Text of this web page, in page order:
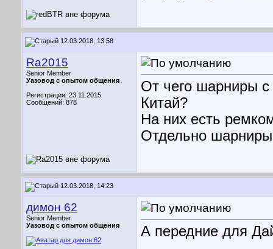
12.03.2018, 13:58
Ra2015
Senior Member
Уазовод с опытом общения
Регистрация: 23.11.2015
Сообщений: 878
От чего шарниры с
Китай?
На них есть
Отдельно
12.03.2018, 14:23
димон 62
Senior Member
Уазовод с опытом общения
А передние для